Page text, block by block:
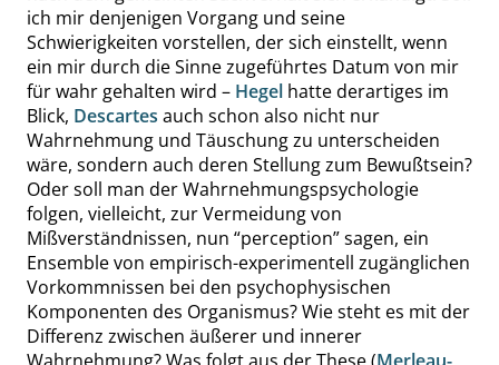
ich mir denjenigen Vorgang und seine
Schwierigkeiten vorstellen, der sich einstellt, wenn
ein mir durch die Sinne zugeführtes Datum von mir
für wahr gehalten wird – Hegel hatte derartiges im
Blick, Descartes auch schon also nicht nur
Wahrnehmung und Täuschung zu unterscheiden
wäre, sondern auch deren Stellung zum Bewußtsein?
Oder soll man der Wahrnehmungspsychologie
folgen, vielleicht, zur Vermeidung von
Mißverständnissen, nun “perception”sagen, ein
Ensemble von empirisch-experimentell zugänglichen
Vorkommnissen bei den psychophysischen
Komponenten des Organismus? Wie steht es mit der
Differenz zwischen äußerer und innerer